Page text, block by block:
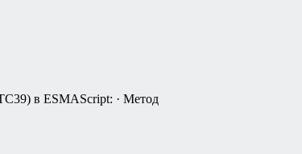
в ESMAScript: · Метод